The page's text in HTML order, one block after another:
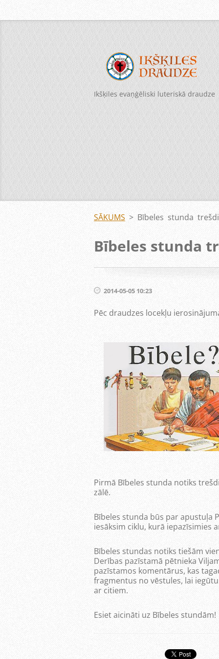
Ikšķiles evaņģēliski luteriskā draudze
SĀKUMS > Bībeles stunda
Bībeles stunda
2014-05-05 10:23
Pēc draudzes locekļu
Pirmā Bībeles stunda notiks
zālē.
Bībeles stunda būs par apustuļa
iesāksim ciklu, kurā iepazīsimies
Bībeles stundas notiks tiešām
Derības pazīstamā pētnieka
pazīstamos komentārus, kas
fragmentus no vēstules, lai
ar citiem.
Esiet aicināti uz Bībeles stundām!